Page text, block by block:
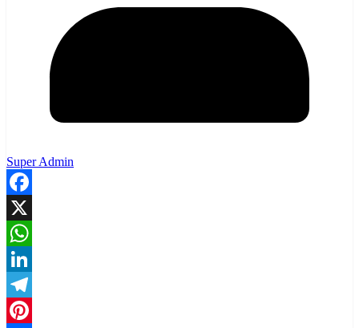
Super Admin
Facebook
X
WhatsApp
LinkedIn
Telegram